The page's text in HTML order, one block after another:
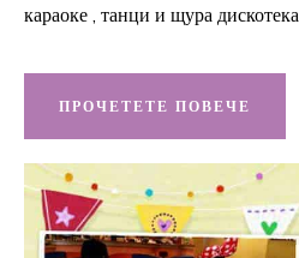
караоке , танци и щура дискотека.
ПРОЧЕТЕТЕ ПОВЕЧЕ